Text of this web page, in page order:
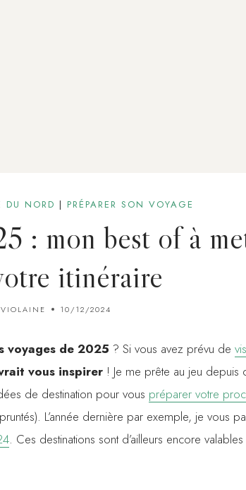
DU NORD | PRÉPARER SON VOYAGE
: mon best of à
itinéraire
VIOLAINE 10/12/2024
voyages de 2025 ? Si vous avez prévu de
vous inspirer ! Je me prête au jeu depuis
de destination pour vous préparer votre
L’année dernière par exemple, je vous
. Ces destinations sont d’ailleurs encore valables